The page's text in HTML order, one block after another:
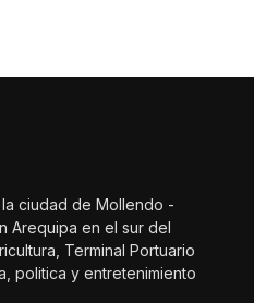
ciudad de Mollendo -
Arequipa en el sur del
Terminal Portuario
politica y entretenimiento